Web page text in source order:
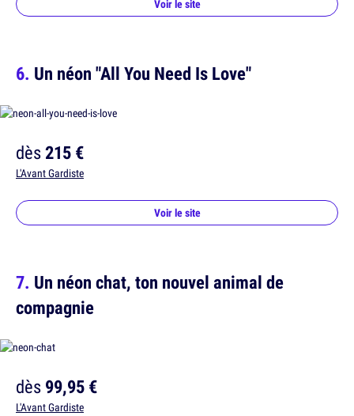
Voir le site
Un néon "All You Need Is Love"
dès215 €
L'Avant Gardiste
Voir le site
Un néon chat, ton nouvel animal de
compagnie
dès99,95 €
L'Avant Gardiste